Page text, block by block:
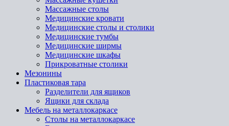
Массажные столы
Медицинские кровати
Медицинские столы и столики
Медицинские тумбы
Медицинские ширмы
Медицинские шкафы
Прикроватные столики
Мезонины
Пластиковая тара
Разделители для ящиков
Ящики для склада
Мебель на металлокаркасе
Cтолы на металлокаркасе